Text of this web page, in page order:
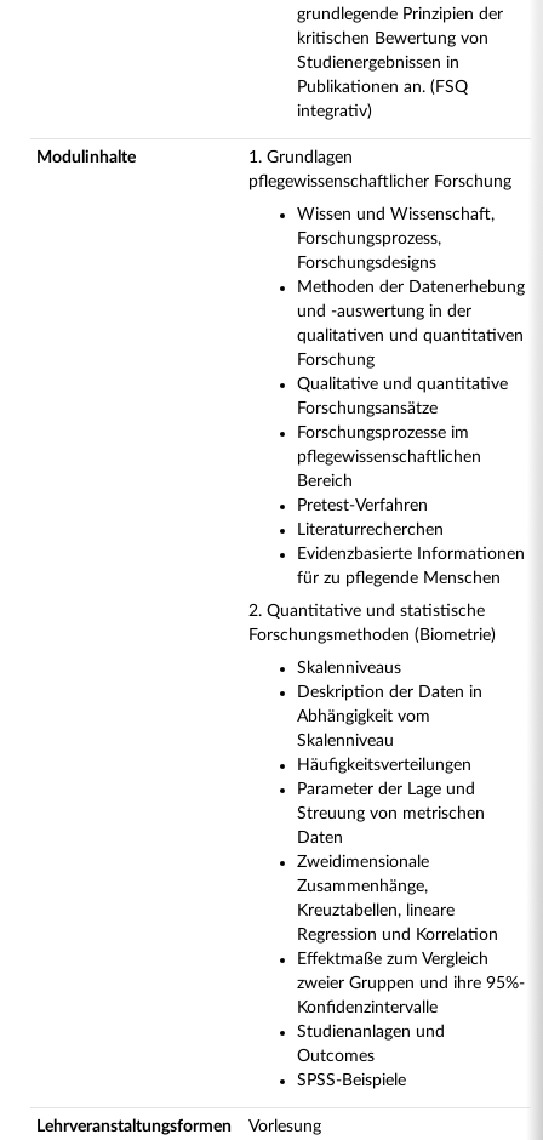
grundlegende Prinzipien der
kritischen Bewertung von
Studienergebnissen in
Publikationen an. (FSQ
integrativ)
Modulinhalte
1. Grundlagen
pflegewissenschaftlicher Forschung
Wissen und Wissenschaft,
Forschungsprozess,
Forschungsdesigns
Methoden der Datenerhebung
und -auswertung in der
qualitativen und quantitativen
Forschung
Qualitative und quantitative
Forschungsansätze
Forschungsprozesse im
pflegewissenschaftlichen
Bereich
Pretest-Verfahren
Literaturrecherchen
Evidenzbasierte Informationen
für zu pflegende Menschen
2. Quantitative und statistische
Forschungsmethoden (Biometrie)
Skalenniveaus
Deskription der Daten in
Abhängigkeit vom
Skalenniveau
Häufigkeitsverteilungen
Parameter der Lage und
Streuung von metrischen
Daten
Zweidimensionale
Zusammenhänge,
Kreuztabellen, lineare
Regression und Korrelation
Effektmaße zum Vergleich
zweier Gruppen und ihre 95%-
Konfidenzintervalle
Studienanlagen und
Outcomes
SPSS-Beispiele
Lehrveranstaltungsformen
Vorlesung